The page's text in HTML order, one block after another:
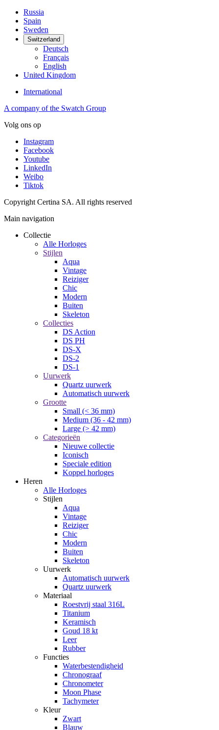
Russia
Spain
Sweden
Switzerland
Deutsch
Français
English
United Kingdom
International
A company of the Swatch Group
Volg ons op
Instagram
Facebook
Youtube
LinkedIn
Weibo
Tiktok
Copyright Certina SA. All rights reserved
Main navigation
Collectie
Alle Horloges
Stijlen
Aqua
Vintage
Reiziger
Chic
Modern
Buiten
Skeleton
Collecties
DS Action
DS PH
DS-X
DS-2
DS-1
Uurwerk
Quartz uurwerk
Automatisch uurwerk
Grootte
Small (< 36 mm)
Medium (36 - 42 mm)
Large (> 42 mm)
Categorieën
Nieuwe collectie
Iconisch
Speciale edition
Koppel horloges
Heren
Alle Horloges
Stijlen
Aqua
Vintage
Reiziger
Chic
Modern
Buiten
Skeleton
Uurwerk
Automatisch uurwerk
Quartz uurwerk
Materiaal
Roestvrij staal 316L
Titanium
Keramisch
Goud 18 kt
Leer
Rubber
Functies
Waterbestendigheid
Chronograaf
Chronometer
Moon Phase
Tachymeter
Kleur
Zwart
Blauw